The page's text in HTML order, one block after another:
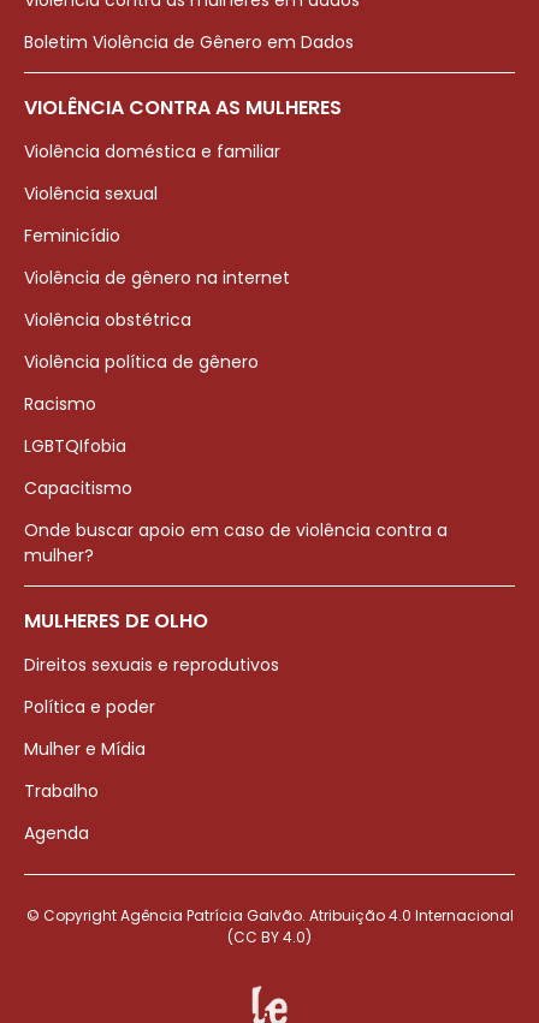
Boletim Violência de Gênero em Dados
VIOLÊNCIA CONTRA AS MULHERES
Violência doméstica e familiar
Violência sexual
Feminicídio
Violência de gênero na internet
Violência obstétrica
Violência política de gênero
Racismo
LGBTQIfobia
Capacitismo
Onde buscar apoio em caso de violência contra a
mulher?
MULHERES DE OLHO
Direitos sexuais e reprodutivos
Política e poder
Mulher e Mídia
Trabalho
Agenda
© Copyright Agência Patrícia Galvão. Atribuição 4.0 Internacional
(CC BY 4.0)